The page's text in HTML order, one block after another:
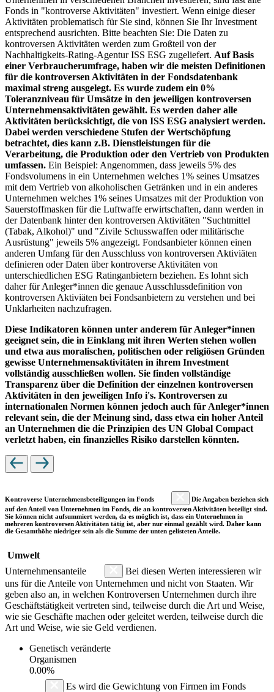
Fonds in "kontroverse Aktivitäten" investiert. Wenn einige dieser
Aktivitäten problematisch für Sie sind, können Sie Ihr Investment
entsprechend ausrichten. Bitte beachten Sie: Die Daten zu
kontroversen Aktivitäten werden zum Großteil von der
Nachhaltigkeits-Rating-Agentur ISS ESG zugeliefert. Auf Basis
einer Verbraucherumfrage, haben wir die meisten Definitionen
für die kontroversen Aktivitäten in der Fondsdatenbank
maximal streng ausgelegt. Es wurde zudem ein 0%
Toleranzniveau für Umsätze in den jeweiligen kontroversen
Unternehmensaktivitäten gewählt. Es werden daher alle
Aktivitäten berücksichtigt, die von ISS ESG analysiert werden.
Dabei werden verschiedene Stufen der Wertschöpfung
betrachtet, dies kann z.B. Dienstleistungen für die
Verarbeitung, die Produktion oder den Vertrieb von Produkten
umfassen. Ein Beispiel: Angenommen, dass jeweils 5% des
Fondsvolumens in ein Unternehmen welches 1% seines Umsatzes
mit dem Vertrieb von alkoholischen Getränken und in ein anderes
Unternehmen welches 1% seines Umsatzes mit der Produktion von
Sauerstoffmasken für die Luftwaffe erwirtschaften, dann werden in
der Datenbank hinter den kontroversen Aktivitäten "Suchtmittel
(Tabak, Alkohol)" und "Zivile Schusswaffen oder militärische
Ausrüstung" jeweils 5% angezeigt. Fondsanbieter können einen
anderen Umfang für den Ausschluss von kontroversen Aktiviäten
definieren oder Daten über kontroverse Aktivitäten von
unterschiedlichen ESG Ratinganbietern beziehen. Es lohnt sich
daher für Anleger*innen die genaue Ausschlussdefinition von
kontroversen Aktiviäten bei Fondsanbietern zu verstehen und bei
Unklarheiten nachzufragen.
Diese Indikatoren können unter anderem für Anleger*innen
geeignet sein, die in Einklang mit ihren Werten stehen wollen
und etwa aus moralischen, politischen oder religiösen Gründen
gewisse Unternehmensaktivitäten in ihrem Investment
vollständig ausschließen wollen. Sie finden vollständige
Transparenz über die Definition der einzelnen kontroversen
Aktivitäten in den jeweiligen Info i's. Kontroversen zu
internationalen Normen können jedoch auch für Anleger*innen
relevant sein, die der Meinung sind, dass etwa ein hoher Anteil
an Unternehmen die die Prinzipien des UN Global Compact
verletzt haben, ein finanzielles Risiko darstellen könnten.
Kontroverse Unternehmensbeteiligungen im Fonds
Die Angaben beziehen sich
auf den Anteil von Unternehmen im Fonds, die an kontroversen Aktivitäten beteiligt sind.
Sie können nicht aufsummiert werden, da es möglich ist, dass ein Unternehmen in
mehreren kontroversen Aktivitäten tätig ist, aber nur einmal gezählt wird. Daher kann
die Gesamthöhe niedriger sein als die Summe der unten gelisteten Anteile.
Umwelt
Unternehmensanteile
Bei diesen Werten interessieren wir
uns für die Anteile von Unternehmen und nicht von Staaten. Wir
geben also an, in welchen Kontroversen Unternehmen durch ihre
Geschäftstätigkeit vertreten sind, teilweise durch die Art und Weise,
wie sie Geschäfte machen oder geleitet werden, teilweise durch die
Art und Weise, wie sie Geld verdienen.
Genetisch veränderte
Organismen
0.00%
Es wird die Gewichtung von Firmen im Fonds